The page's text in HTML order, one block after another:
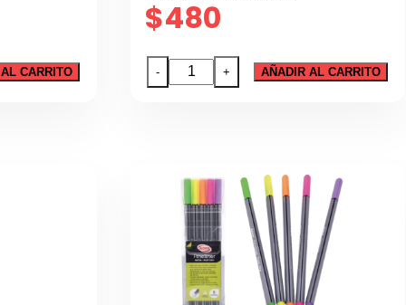
CARRITO
$480
-
PLANTILLA
Nº25
+ AÑADIR AL CARRITO